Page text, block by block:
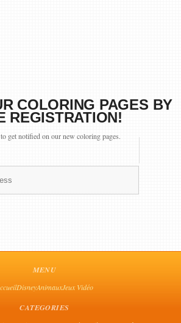
COLORING PAGES BY
REGISTRATION!
get notified on our new coloring pages.
MENU
DisneyAnimauxJeux Vidéo
CATEGORIES